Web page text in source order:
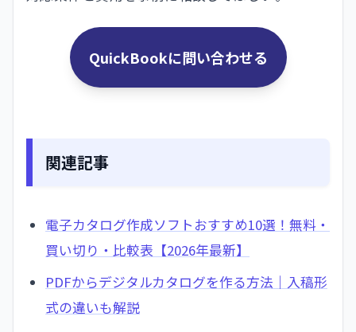
QuickBookに問い合わせる
関連記事
電子カタログ作成ソフトおすすめ10選！無料・
買い切り・比較表【2026年最新】
PDFからデジタルカタログを作る方法｜入稿形
式の違いも解説